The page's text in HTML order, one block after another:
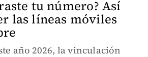
tu número? Así
las líneas móviles
año 2026, la vinculación